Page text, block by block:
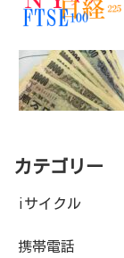
カテゴリー
iサイクル
携帯電話